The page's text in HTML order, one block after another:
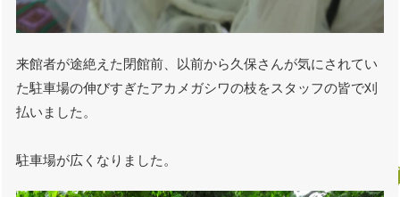
来館者が途絶えた閉館前、以前から久保さんが気にされてい
た駐車場の伸びすぎたアカメガシワの枝をスタッフの皆で刈
払いました。
駐車場が広くなりました。